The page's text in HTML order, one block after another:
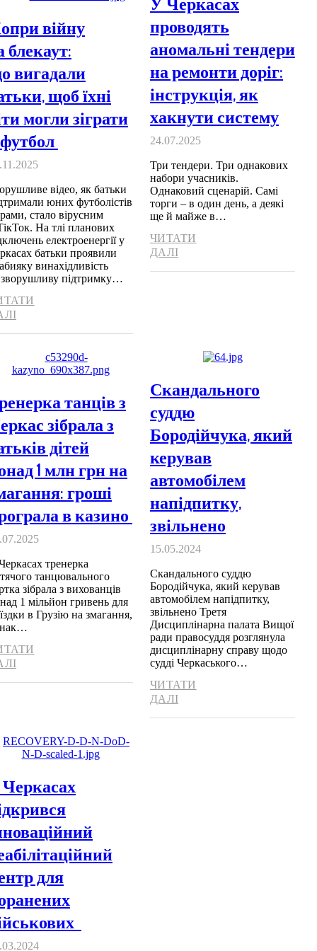
війну
блекаут:
вигадали
щоб їхні
могли зіграти
відео, як батьки
юних футболістів
стало вірусним
На тлі планових
електроенергії у
батьки проявили
винахідливість
зворушливу підтримку…
проводять
аномальні тендери
на ремонти доріг:
інструкція, як
хакнути систему
24.07.2025
Три тендери. Три однакових
набори учасників.
Однаковий сценарій. Самі
торги – в один день, а деякі
ще й майже в…
ЧИТАТИ
ДАЛІ
танців з
зібрала з
дітей
1 млн грн на
гроші
в казино
тренерка
танцювального
зібрала з вихованців
1 мільйон гривень для
в Грузію на змагання,
Скандального
суддю
Бородійчука, який
керував
автомобілем
напідпитку,
звільнено
15.05.2024
Скандального суддю
Бородійчука, який керував
автомобілем напідпитку,
звільнено Третя
Дисциплінарна палата Вищої
ради правосуддя розглянула
дисциплінарну справу щодо
судді Черкаського…
ЧИТАТИ
ДАЛІ
для